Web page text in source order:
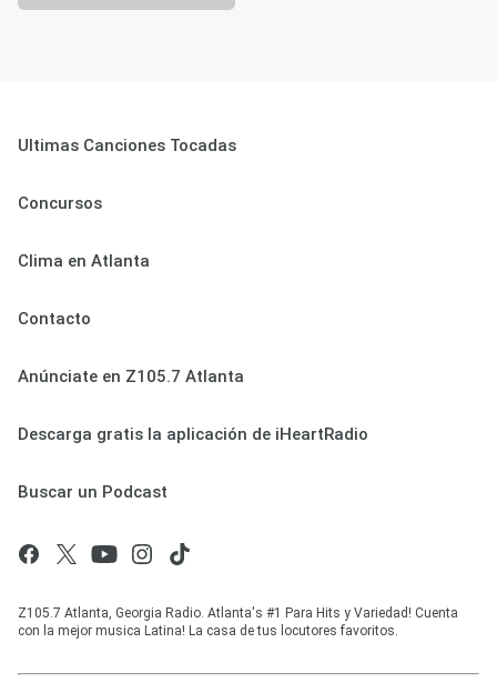
Ultimas Canciones Tocadas
Concursos
Clima en Atlanta
Contacto
Anúnciate en Z105.7 Atlanta
Descarga gratis la aplicación de iHeartRadio
Buscar un Podcast
Z105.7 Atlanta, Georgia Radio. Atlanta's #1 Para Hits y Variedad! Cuenta
con la mejor musica Latina! La casa de tus locutores favoritos.